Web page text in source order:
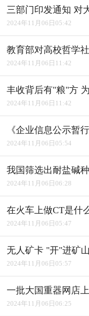
三部门印发通知 对
2024年11月06日05:42
教育部对高校哲学
2024年11月06日11:42
丰收背后有"粮"方
2024年11月06日11:42
2024年11月06日05:54
我国筛选出耐盐碱
2024年11月06日06:28
2024年11月06日05:47
无人矿卡 "开"进矿山
2024年11月06日05:57
一批大国重器网店
2024年11月06日06:25